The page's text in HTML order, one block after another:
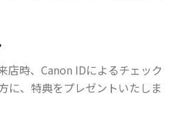
店時、Canon IDによるチェック
に、特典をプレゼントいたしま